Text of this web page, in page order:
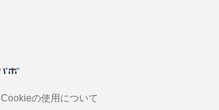
Cookieの使用について